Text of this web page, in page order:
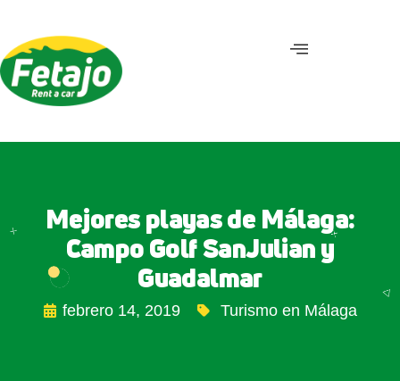
Mejores playas de Málaga:
Campo Golf SanJulian y
Guadalmar
febrero 14, 2019 Turismo en Málaga